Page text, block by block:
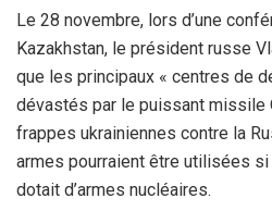
Le 28 novembre, lors d’une
Kazakhstan, le président russe
que les principaux « centres de
dévastés par le puissant missile
frappes ukrainiennes contre la
armes pourraient être utilisées
dotait d’armes nucléaires.